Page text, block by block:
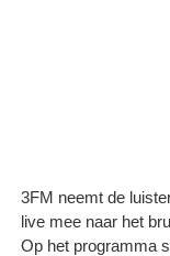
3FM neemt de
live mee naar het
Op het programma